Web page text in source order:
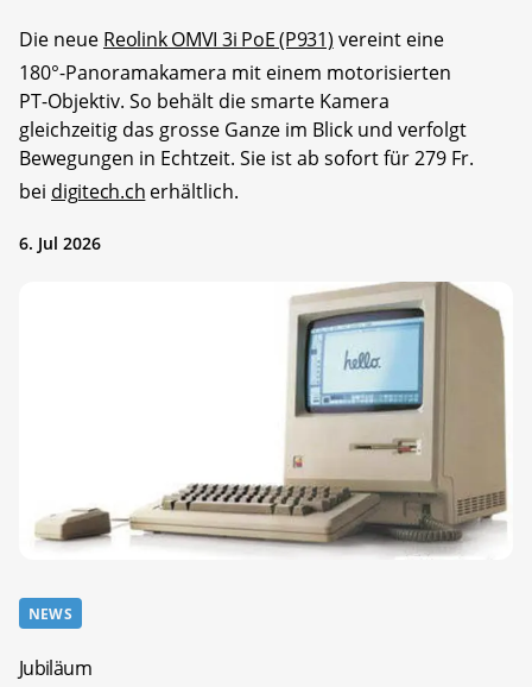
Die neue Reolink OMVI 3i PoE (P931) vereint eine
180°-Panoramakamera mit einem motorisierten
PT-Objektiv. So behält die smarte Kamera
gleichzeitig das grosse Ganze im Blick und verfolgt
Bewegungen in Echtzeit. Sie ist ab sofort für 279 Fr.
bei digitech.ch erhältlich.
6. Jul 2026
NEWS
Jubiläum